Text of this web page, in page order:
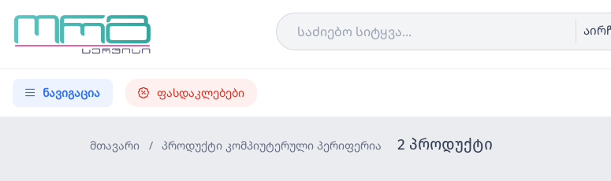
ნავიგაცია ფასდაკლებები
მთავარი / პროდუქტი კომპიუტერული პერიფერია 2 პროდუქტი